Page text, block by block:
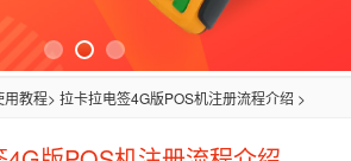
用教程> 拉卡拉电签4G版POS机注册流程介绍 >